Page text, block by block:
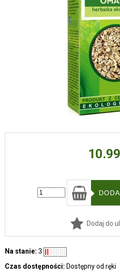
10.99
Dodaj do
Na stanie: 3
Czas dostępności: Dostępny od ręki